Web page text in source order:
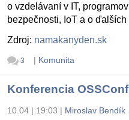
o vzdelávaní v IT,
bezpečnosti, IoT a o ďalších
Zdroj: namakanyden.sk
3 | Komunita
Konferencia
10.04 | 19:03 | Miroslav Bendík